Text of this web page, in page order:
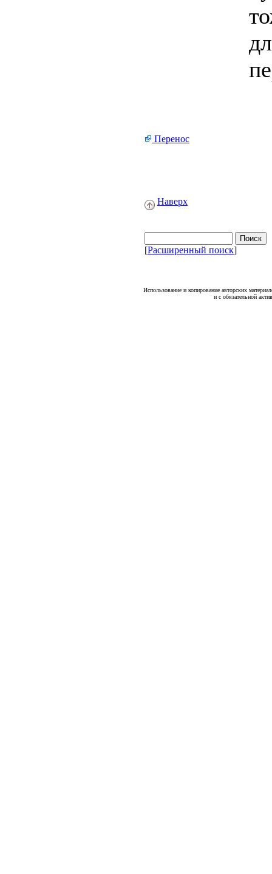
Перенос
Наверх
[Расширенный поиск]
Использование и копирование авторских
и с обязательной